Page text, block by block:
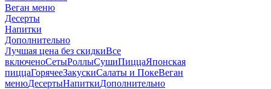
Веган меню
Десерты
Напитки
Дополнительно
Лучшая цена без скидкиВсе
включеноСетыРоллыСушиПиццаЯпонская
пиццаГорячееЗакускиСалаты и ПокеВеган
менюДесертыНапиткиДополнительно